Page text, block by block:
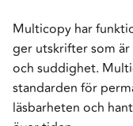
Multicopy har
ger utskrifter som
och suddighet.
standarden för
läsbarheten och